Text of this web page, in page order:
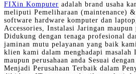
FIXin Komputer adalah brand usaha
meliputi Pemeliharaan (maintenance)
software hardware komputer dan
Accessories, Instalasi Jaringan maupun
Didukung dengan tenaga profesional
jaminan mutu pelayanan yang baik
klien kami dalam menghadapi
maupun perusahaan anda Sesuai
Menjadi Perusahaan Terbaik dalam